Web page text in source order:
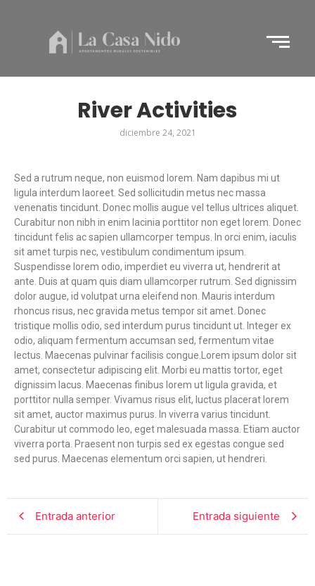
River Activities
diciembre 24, 2021
Sed a rutrum neque, non euismod lorem. Nam dapibus mi ut
ligula interdum laoreet. Sed sollicitudin metus nec massa
venenatis tincidunt. Donec mollis augue vel tellus ultrices aliquet.
Curabitur non nibh in enim lacinia porttitor non eget lorem. Donec
tincidunt felis ac sapien ullamcorper tempus. In orci enim, iaculis
sit amet turpis nec, vestibulum condimentum ipsum.
Suspendisse lorem odio, imperdiet eu viverra ut, hendrerit at
ante. Duis at quam quis diam ullamcorper rutrum. Sed dignissim
dolor augue, id volutpat urna eleifend non. Mauris interdum
rhoncus risus, nec gravida metus tempor sit amet. Donec
tristique mollis odio, sed interdum purus tincidunt ut. Integer ex
odio, aliquam fermentum accumsan sed, fermentum vitae
lectus. Maecenas pulvinar facilisis congue.Lorem ipsum dolor sit
amet, consectetur adipiscing elit. Morbi eu mattis tortor, eget
dignissim lacus. Maecenas finibus lorem ut ligula gravida, et
porttitor nulla semper. Vivamus risus elit, luctus placerat lorem
sit amet, auctor maximus purus. In viverra varius tincidunt.
Curabitur ut commodo leo, eget malesuada massa. Etiam auctor
viverra porta. Praesent non turpis sed ex egestas congue sed
sed purus. Maecenas elementum orci sapien, ut hendreri.
Entrada anterior Entrada siguiente